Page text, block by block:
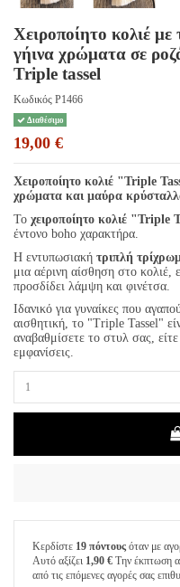
Χειροποίητο κολιέ
γήινα χρώματα σε
Triple tassel
Κωδικός P1466
Διαθέσιμο
19,00 €
Χειροποίητο κολιέ "Triple
χρώματα και μαύρα
Το χειροποίητο κολιέ "Triple
έντονο boho χαρακτήρα.
Η εντυπωσιακή τριπλή
μια αέρινη αίσθηση στο κολιέ,
προσδίδει λάμψη και φινέτσα.
Ιδανικό για γυναίκες που
αισθητική, το "Triple Tassel"
αναβαθμίσετε το στυλ σας,
εμφανίσεις.
Κερδίστε 19 πόντους όταν με
Αυτό αξίζει 1,90 € Την έκπτωση
από τις επόμενες αγορές σας